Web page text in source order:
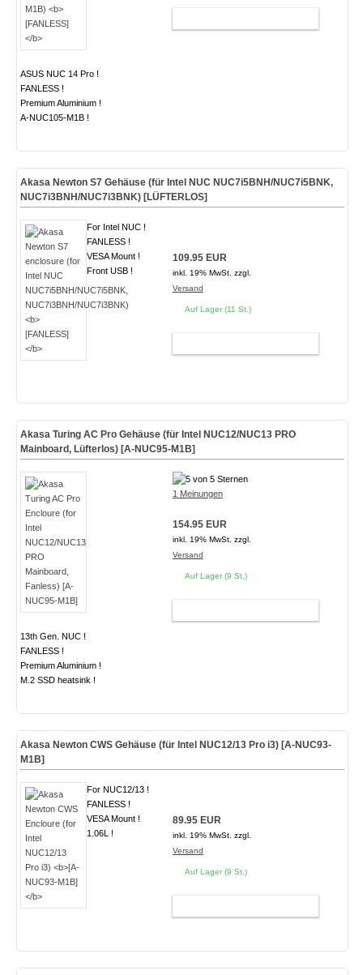
ASUS NUC 14 Pro !
FANLESS !
Premium Aluminium !
A-NUC105-M1B !
Akasa Newton S7 Gehäuse (für Intel NUC NUC7i5BNH/NUC7i5BNK,
NUC7i3BNH/NUC7i3BNK) [LÜFTERLOS]
For Intel NUC !
FANLESS !
VESA Mount !
Front USB !
109.95 EUR
inkl. 19% MwSt. zzgl.
Versand
Auf Lager (11 St.)
Akasa Turing AC Pro Gehäuse (für Intel NUC12/NUC13 PRO
Mainboard, Lüfterlos) [A-NUC95-M1B]
13th Gen. NUC !
FANLESS !
Premium Aluminium !
M.2 SSD heatsink !
1 Meinungen
154.95 EUR
inkl. 19% MwSt. zzgl.
Versand
Auf Lager (9 St.)
Akasa Newton CWS Gehäuse (für Intel NUC12/13 Pro i3) [A-NUC93-
M1B]
For NUC12/13 !
FANLESS !
VESA Mount !
1.06L !
89.95 EUR
inkl. 19% MwSt. zzgl.
Versand
Auf Lager (9 St.)